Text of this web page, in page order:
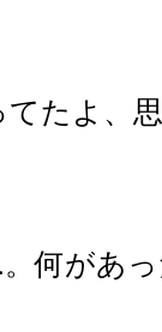
てたよ、
何があ